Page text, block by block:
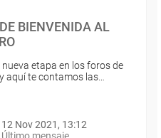
BIENVENIDA AL
etapa en los foros de
aquí te contamos las…
12 Nov 2021, 13:12